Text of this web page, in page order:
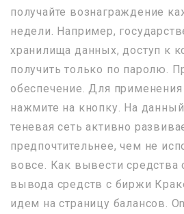
получайте вознаграждение
недели. Например,
хранилища данных, доступ к
получить только по паролю.
обеспечение. Для
нажмите на кнопку. На
теневая сеть активно
предпочтительнее, чем не
вовсе. Как вывести средства
вывода средств с биржи
идем на страницу балансов.